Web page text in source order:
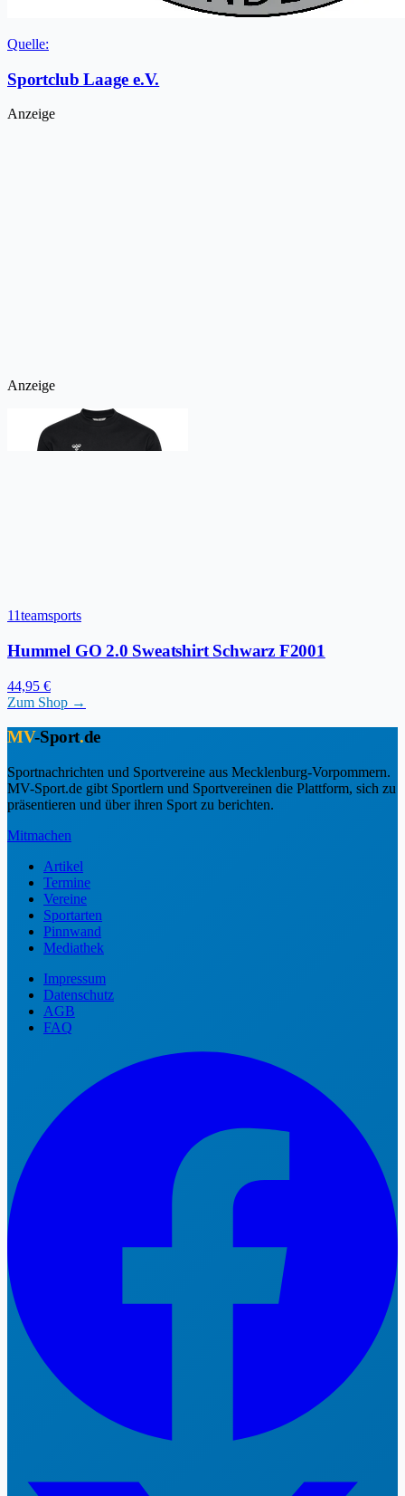
Quelle:
Sportclub Laage e.V.
Anzeige
Anzeige
11teamsports
Hummel GO 2.0 Sweatshirt Schwarz F2001
44,95 €
Zum Shop →
MV-Sport.de
Sportnachrichten und Sportvereine aus Mecklenburg-Vorpommern.
MV-Sport.de gibt Sportlern und Sportvereinen die Plattform, sich zu
präsentieren und über ihren Sport zu berichten.
Mitmachen
Artikel
Termine
Vereine
Sportarten
Pinnwand
Mediathek
Impressum
Datenschutz
AGB
FAQ